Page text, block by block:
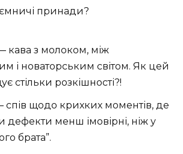
принади?
кава з молоком, між
і новаторським світом. Як цей
стільки розкішності?!
спів щодо крихких моментів, де
дефекти менш імовірні, ніж у
брата”.